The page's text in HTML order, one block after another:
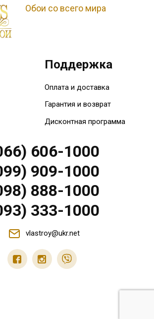
Обои со всего мира
Поддержка
Оплата и доставка
Гарантия и возврат
Дисконтная программа
606-1000
909-1000
888-1000
333-1000
vlastroy@ukr.net